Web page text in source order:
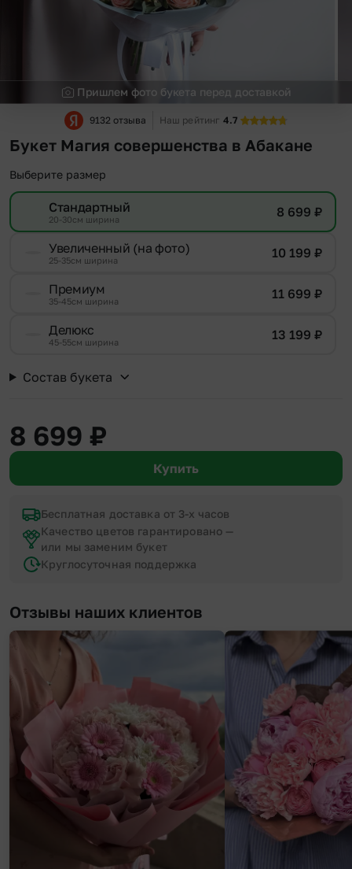
Пришлем фото букета перед доставкой
9132 отзыва Наш рейтинг 4.7
Букет Магия совершенства в Абакане
Выберите размер
Стандартный
20-30см ширина 8 699 ₽
Увеличенный (на фото)
25-35см ширина 10 199 ₽
Премиум
35-45см ширина 11 699 ₽
Делюкс
45-55см ширина 13 199 ₽
Состав букета
8 699 ₽
Купить
Бесплатная доставка от 3-х часов
Качество цветов гарантировано —
или мы заменим букет
Круглосуточная поддержка
Отзывы наших клиентов